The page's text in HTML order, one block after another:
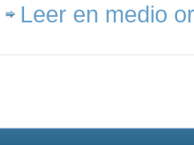
Leer en medio